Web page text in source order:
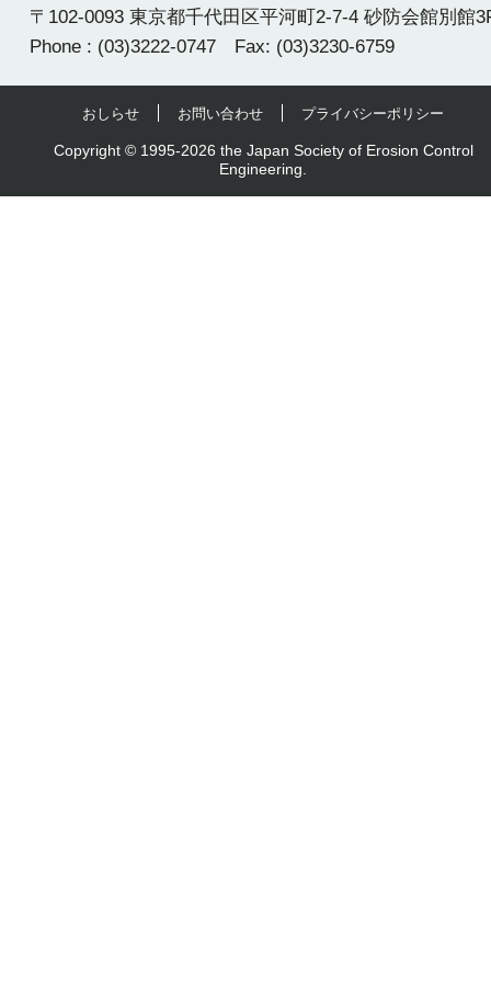
〒102-0093 東京都千代田区平河町2-7-4 砂防会館別館
Phone : (03)3222-0747 Fax: (03)3230-6759
おしらせ お問い合わせ プライバシーポリシー
Copyright © 1995-2026 the Japan Society of Erosion Control
Engineering.